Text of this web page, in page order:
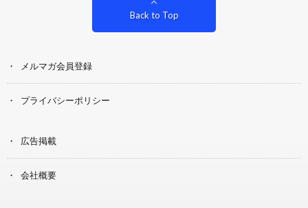
Back to Top
メルマガ会員登録
プライバシーポリシー
広告掲載
会社概要